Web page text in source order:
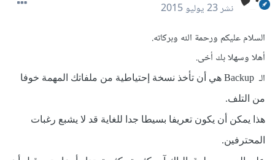
نشر23 يوليو 2015
السلام عليكم ورحمة الله وبركاته.
أهلا وسهلا بك أخى.
الـ Backup هي أن تأخذ نسخة إحتياطية من ملفاتك المهمة خوفا
من التلف.
هذا يمكن أن يكون تعريفا بسيطا جدا للغاية قد ﻻ يشبع رغبات
المحترفين.